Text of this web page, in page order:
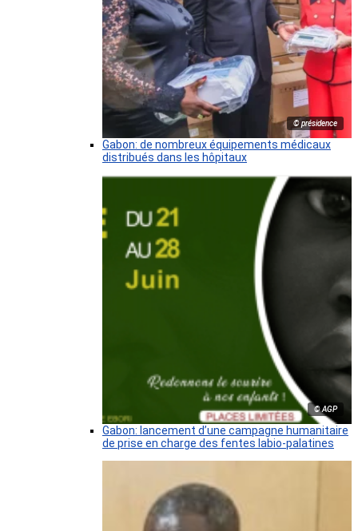
© présidence
Gabon: de nombreux équipements médicaux
distribués dans les hôpitaux
© AGP
Gabon: lancement d’une campagne humanitaire
de prise en charge des fentes labio-palatines